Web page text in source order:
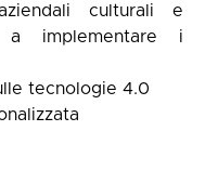
culturali e
a implementare i
tecnologie 4.0